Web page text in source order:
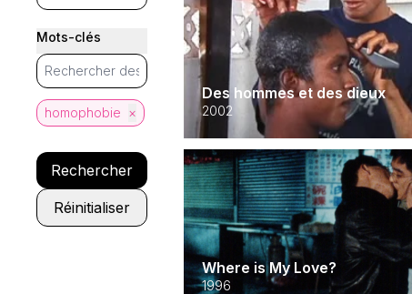
Mots-clés
homophobie ×
Rechercher
Réinitialiser
Des hommes et des dieux
2002
Where is My Love?
1996